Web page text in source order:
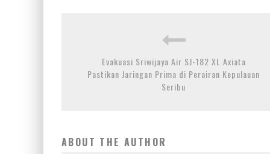
Evakuasi Sriwijaya Air SJ-182 XL Axiata
Pastikan Jaringan Prima di Perairan Kepulauan
Seribu
ABOUT THE AUTHOR